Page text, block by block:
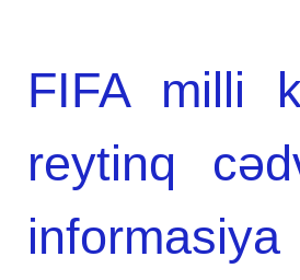
FIFA milli
reytinq